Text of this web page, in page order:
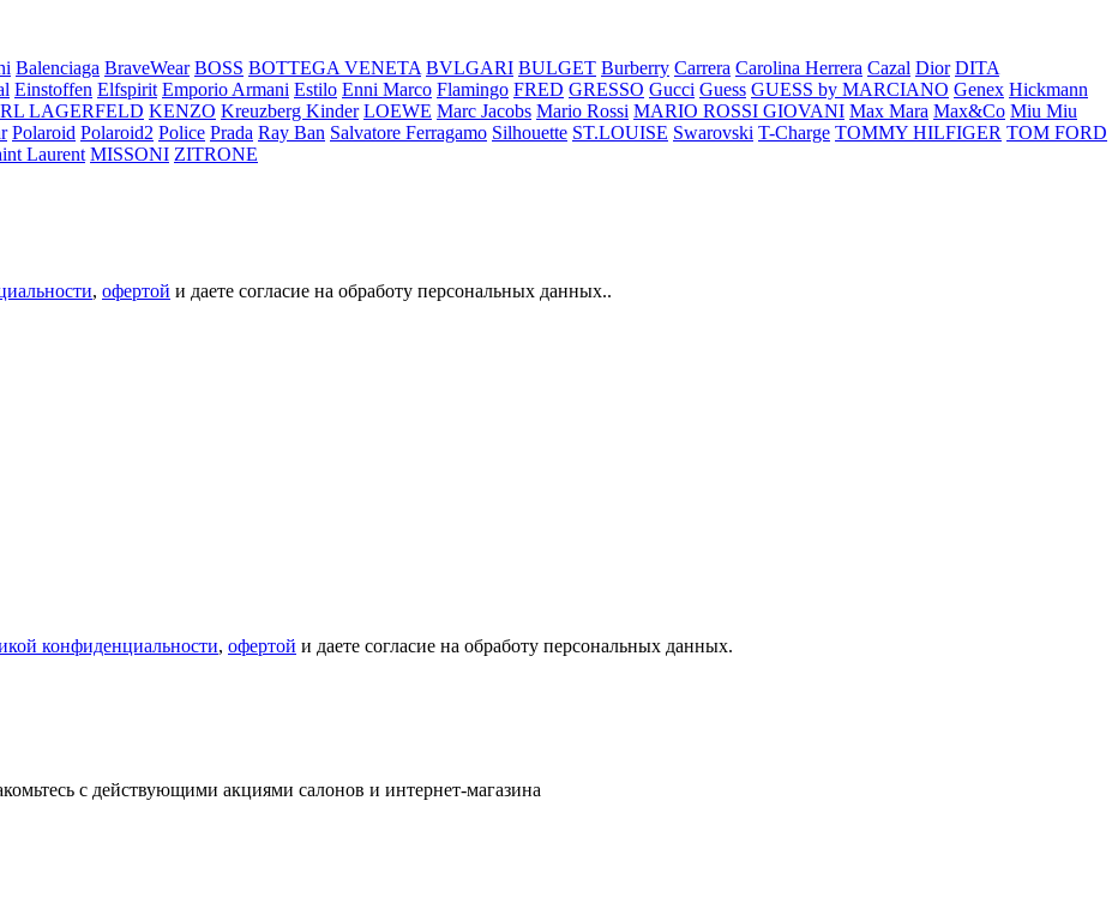
Balenciaga BraveWear BOSS BOTTEGA VENETA BVLGARI BULGET Burberry Carrera Carolina Herrera Cazal Dior DITA
Einstoffen Elfspirit Emporio Armani Estilo Enni Marco Flamingo FRED GRESSO Gucci Guess GUESS by MARCIANO Genex Hickmann
LAGERFELD KENZO Kreuzberg Kinder LOEWE Marc Jacobs Mario Rossi MARIO ROSSI GIOVANI Max Mara Max&Co Miu Miu
Polaroid Polaroid2 Police Prada Ray Ban Salvatore Ferragamo Silhouette ST.LOUISE Swarovski T-Charge TOMMY HILFIGER TOM FORD
Laurent MISSONI ZITRONE
, офертой и даете согласие на обработу персональных данных..
конфиденциальности, офертой и даете согласие на обработу персональных данных.
с действующими акциями салонов и интернет-магазина